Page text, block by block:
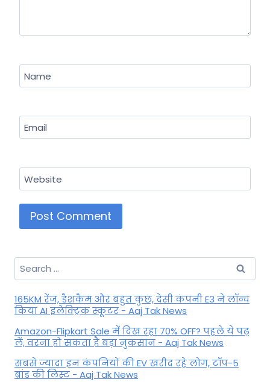
Name
Email
Website
Search
for:
165KM रेंज, डैशकैम और बहुत कुछ, देसी कंपनी E3 ने लॉन्च
किया AI इलेक्ट्रिक स्कूटर - Aaj Tak News
Amazon-Flipkart Sale में दिख रहा 70% OFF? पहले ये पढ़
लें, वरना हो सकता है बड़ा नुकसान - Aaj Tak News
सबसे ज्यादा इन कंपनियों की EV खरीद रहे लोग, टॉप-5
ब्रांड की लिस्ट - Aaj Tak News